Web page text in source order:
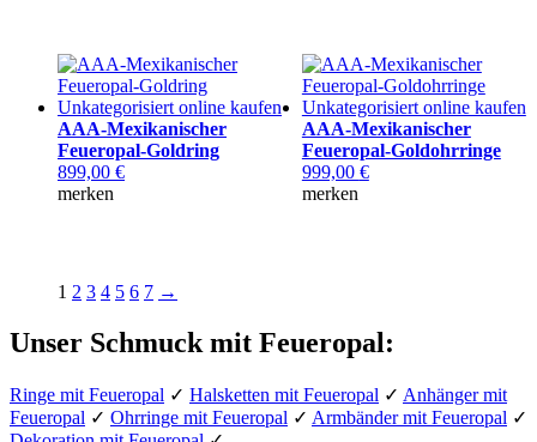
AAA-Mexikanischer
Feueropal-Goldring
899,00 €
merken
AAA-Mexikanischer
Feueropal-Goldohrringe
999,00 €
merken
1 2 3 4 5 6 7 →
Unser Schmuck mit Feueropal:
Ringe mit Feueropal ✓ Halsketten mit Feueropal ✓ Anhänger mit
Feueropal ✓ Ohrringe mit Feueropal ✓ Armbänder mit Feueropal ✓